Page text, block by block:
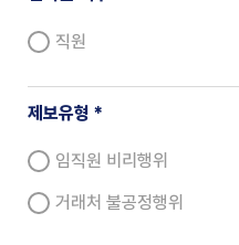
직원
제보유형
임직원 비리행위
거래처 불공정행위